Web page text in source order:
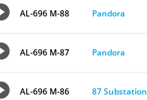
AL-696 M-88 Pandora
AL-696 M-87 Pandora
AL-696 M-86 87 Substation